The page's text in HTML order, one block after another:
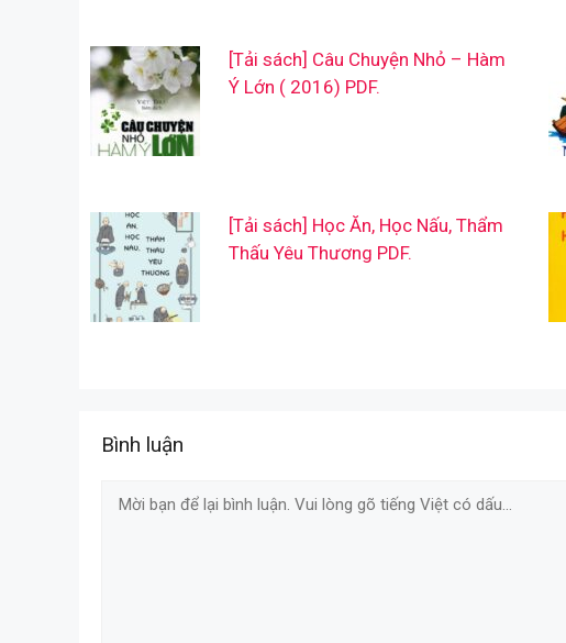
[Tải sách] Câu Chuyện Nhỏ – Hàm
Ý Lớn ( 2016) PDF.
[Tải sách] Học Ăn, Học Nấu, Thẩm
Thấu Yêu Thương PDF.
Bình luận
Comment